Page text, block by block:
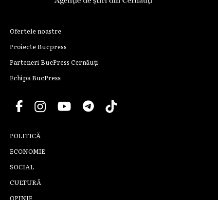
Ofertele noastre
Proiecte Bucpress
Parteneri BucPress Cernăuți
Echipa BucPress
POLITICĂ
ECONOMIE
SOCIAL
CULTURĂ
OPINIE